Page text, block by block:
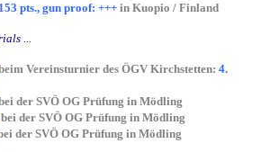
pts., gun proof: +++ in Kuopio / Finland
...
Vereinsturnier des ÖGV Kirchstetten: 4.
der SVÖ OG Prüfung in Mödling
bei der SVÖ OG Prüfung in Mödling
der SVÖ OG Prüfung in Mödling